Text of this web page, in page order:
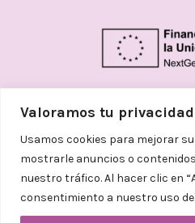
Valoramos tu privacidad
Usamos cookies para mejorar
mostrarle anuncios o
nuestro tráfico. Al hacer clic en
consentimiento a nuestro uso
© 2026Helena Aceves